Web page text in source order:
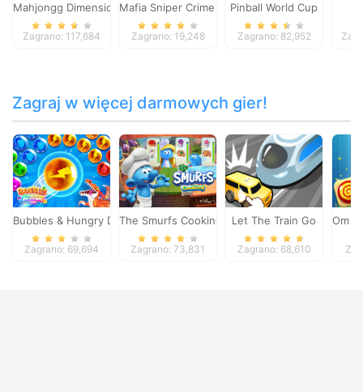
Mahjongg Dimensions Candy 640 seconds
Zagrano: 117,684
Mafia Sniper Crime Shooting
Zagrano: 19,248
Pinball World Cup
Zagrano: 82,952
Zagraj w więcej darmowych gier!
Bubbles & Hungry Dragon
Zagrano: 69,694
The Smurfs Cooking
Zagrano: 73,831
Let The Train Go
Zagrano: 68,610
Om